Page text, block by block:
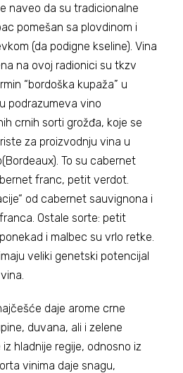
naveo da su tradicionalne
pomešan sa plovdinom i
(da podigne kseline). Vina
na ovoj radionici su tkzv
“bordoška kupaža” u
podrazumeva vino
crnih sorti grožđa, koje se
za proizvodnju vina u
To su cabernet
franc, petit verdot.
od cabernet sauvignona i
Ostale sorte: petit
i malbec su vrlo retke.
veliki genetski potencijal
daje arome crne
duvana, ali i zelene
hladnije regije, odnosno iz
vinima daje snagu,